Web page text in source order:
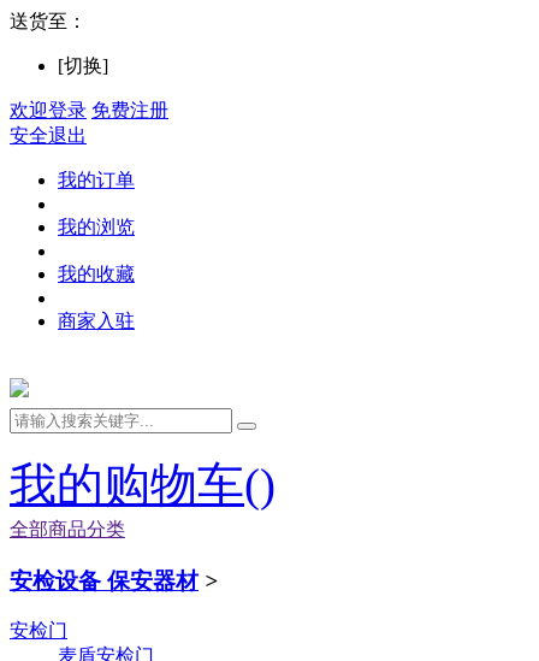
送货至：
[切换]
欢迎登录 免费注册
安全退出
我的订单
我的浏览
我的收藏
商家入驻
我的购物车()
全部商品分类
安检设备 保安器材 >
安检门
麦盾安检门